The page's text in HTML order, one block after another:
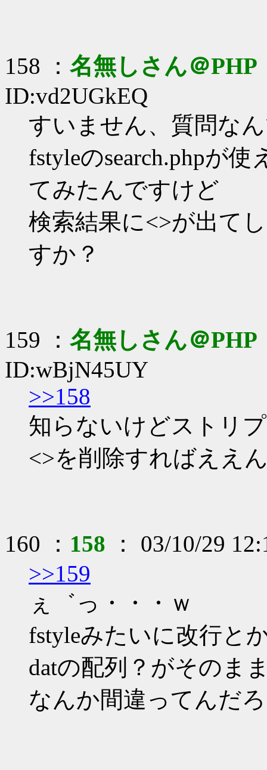
158 ： 名無しさん＠PHP
ID:vd2UGkEQ
すいません、質問な
fstyleのsearch.phpが
てみたんですけど
検索結果に<>が出て
すか？
159 ： 名無しさん＠PHP
ID:wBjN45UY
>>158
知らないけどストリ
<>を削除すればええ
160 ： 158 ： 03/10/29
>>159
ぇ゛っ・・・ｗ
fstyleみたいに改行と
datの配列？がそのま
なんか間違ってんだ